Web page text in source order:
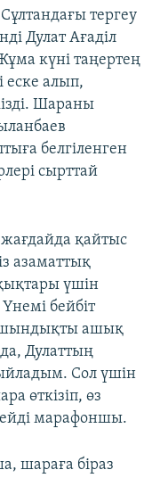
тергеу
Дулат Ағаділ
күні таңертең
еске алып,
Шараны
белгіленген
сырттай
жағдайда қайтыс
азаматтық
үшін
бейбіт
шындықты ашық
Дулаттың
Сол үшін
өткізіп, өз
марафоншы.
шараға біраз